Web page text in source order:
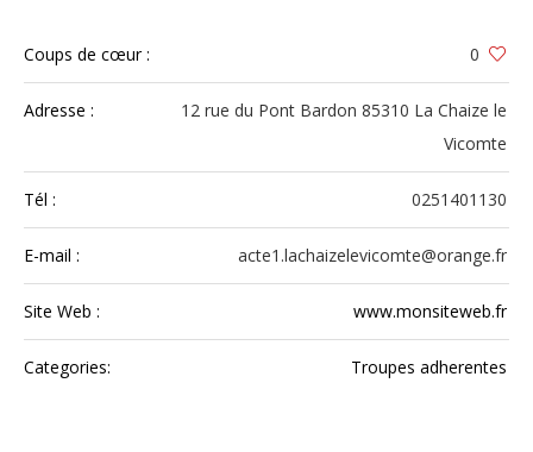
Coups de cœur : 0
Adresse :
12 rue du Pont Bardon 85310 La Chaize le
Vicomte
Tél : 0251401130
E-mail : acte1.lachaizelevicomte@orange.fr
Site Web : www.monsiteweb.fr
Categories: Troupes adherentes